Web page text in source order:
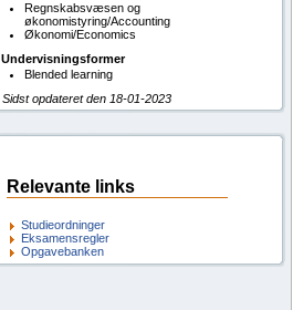
Regnskabsvæsen og
økonomistyring/Accounting
Økonomi/Economics
Undervisningsformer
Blended learning
Sidst opdateret den 18-01-2023
Relevante links
Studieordninger
Eksamensregler
Opgavebanken